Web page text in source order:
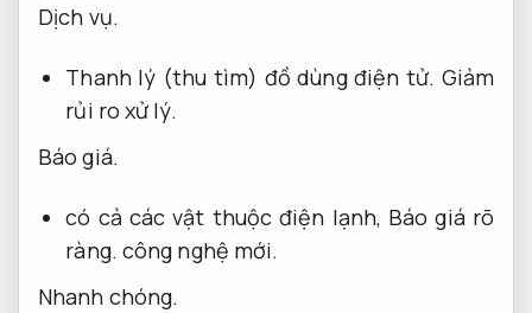
Dịch vụ.
Thanh lý (thu tìm) đồ dùng điện tử. Giảm
rủi ro xử lý.
Báo giá.
có cả các vật thuộc điện lạnh, Báo giá rõ
ràng. công nghệ mới.
Nhanh chóng.